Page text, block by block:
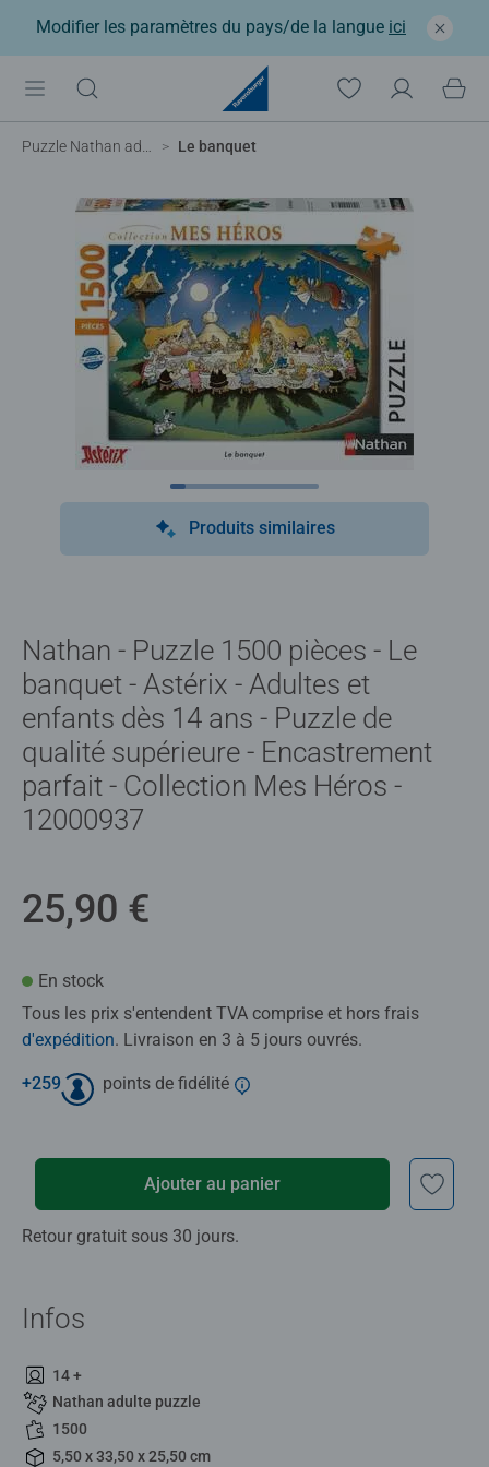
Modifier les paramètres du pays/de la langue ici
Puzzle Nathan adulte Le banquet
Produits similaires
Nathan - Puzzle 1500 pièces - Le
banquet - Astérix - Adultes et
enfants dès 14 ans - Puzzle de
qualité supérieure - Encastrement
parfait - Collection Mes Héros -
12000937
25,90 €
En stock
Tous les prix s'entendent TVA comprise et hors frais
d'expédition. Livraison en 3 à 5 jours ouvrés.
+259 points de fidélité
Ajouter au panier
Retour gratuit sous 30 jours.
Infos
14 +
Nathan adulte puzzle
1500
5,50 x 33,50 x 25,50 cm